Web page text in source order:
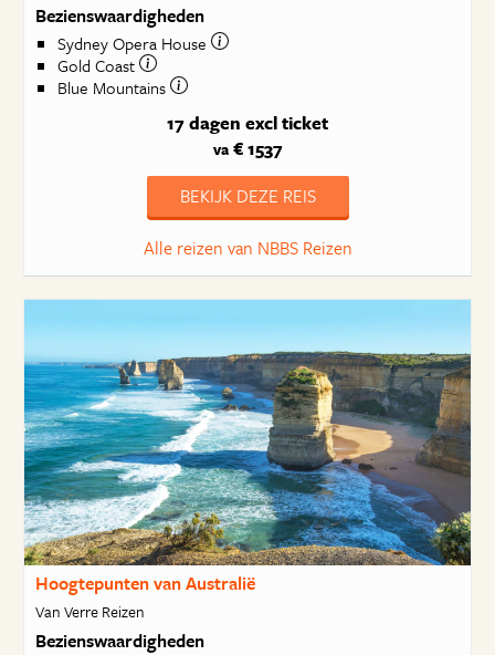
Bezienswaardigheden
Sydney Opera House
Gold Coast
Blue Mountains
17 dagen excl ticket
va€ 1537
BEKIJK DEZE REIS
Alle reizen van NBBS Reizen
Hoogtepunten van Australië
Van Verre Reizen
Bezienswaardigheden